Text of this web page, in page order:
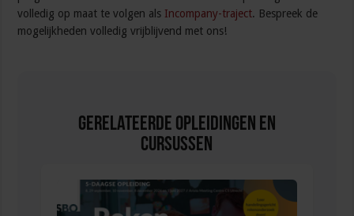
volledig op maat te volgen als Incompany-traject. Bespreek de
mogelijkheden volledig vrijblijvend met ons!
Gerelateerde Opleidingen en
Cursussen